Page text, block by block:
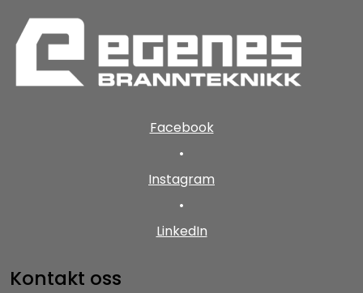
Facebook
•
Instagram
•
LinkedIn
Kontakt oss